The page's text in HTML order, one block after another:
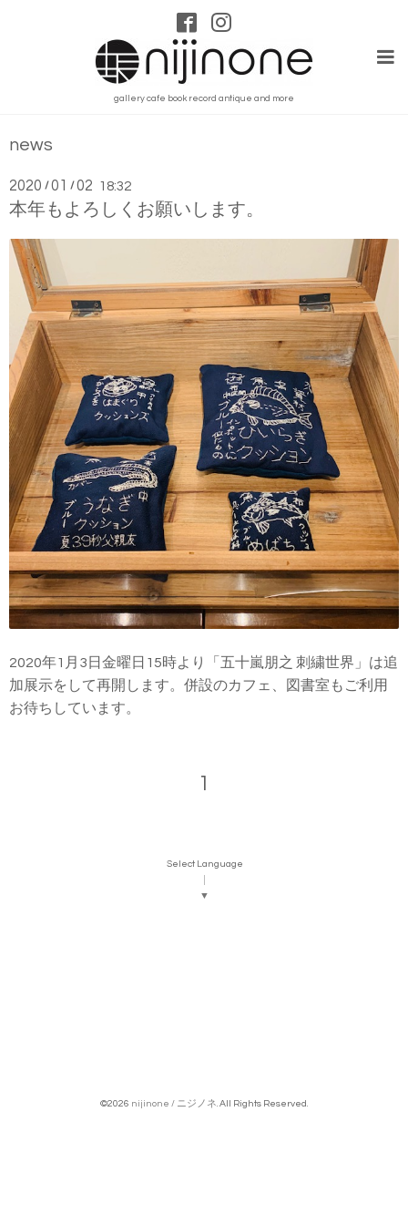
gallery cafe book record antique and more
news
2020 /01 /02 18:32
本年もよろしくお願いします。
2020年1月3日金曜日15時より「五十嵐朋之 刺繍世界」は追
加展示をして再開します。併設のカフェ、図書室もご利用
お待ちしています。
1
Select Language
▼
©2026 nijinone / ニジノネ . All Rights Reserved.